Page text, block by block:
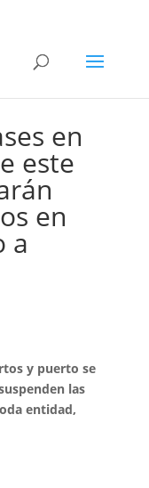
en
este
en
a
y puerto se
las
entidad,